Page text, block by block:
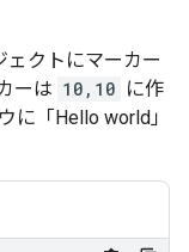
ェクトにマーカー
ーは 10,10 に作
に「Hello world」